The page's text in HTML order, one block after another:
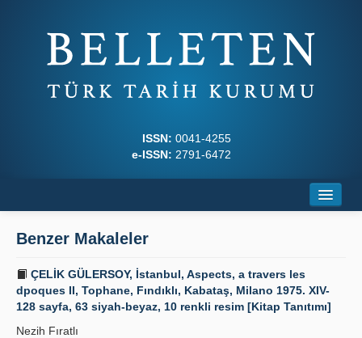
ISSN: 0041-4255
e-ISSN: 2791-6472
Dergi Kurulları
Benzer Makaleler
ÇELİK GÜLERSOY, İstanbul, Aspects, a travers les
dpoques II, Tophane, Fındıklı, Kabataş, Milano 1975. XIV-
128 sayfa, 63 siyah-beyaz, 10 renkli resim [Kitap Tanıtımı]
Nezih Fıratlı